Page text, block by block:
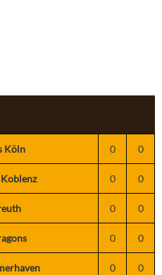
Köln 0 0
Koblenz 0 0
0 0
0 0
0 0